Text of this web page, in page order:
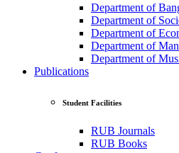
Department of
Department of
Department of
Department of
Department of
Publications
Student Facilities
RUB Journals
RUB Books